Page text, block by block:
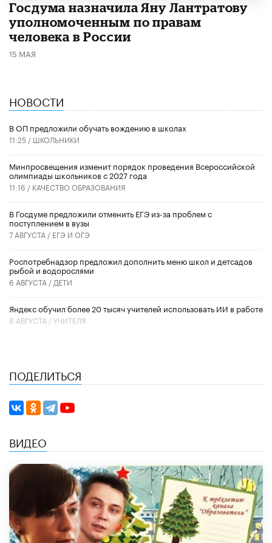
Госдума назначила Яну Лантратову
уполномоченным по правам
человека в России
15 МАЯ
НОВОСТИ
В ОП предложили обучать вождению в школах
11:25 / ШКОЛЬНИКИ
Минпросвещения изменит порядок проведения Всероссийской
олимпиады школьников с 2027 года
11:16 / КАЧЕСТВО ОБРАЗОВАНИЯ
В Госдуме предложили отменить ЕГЭ из-за проблем с
поступлением в вузы
7 АВГУСТА / ЕГЭ И ОГЭ
Роспотребнадзор предложил дополнить меню школ и детсадов
рыбой и водорослями
6 АВГУСТА / ДЕТИ
​Яндекс обучил более 20 тысяч учителей использовать ИИ в работе
6 АВГУСТА /УЧИТЕЛЯ
ПОДЕЛИТЬСЯ
ВИДЕО